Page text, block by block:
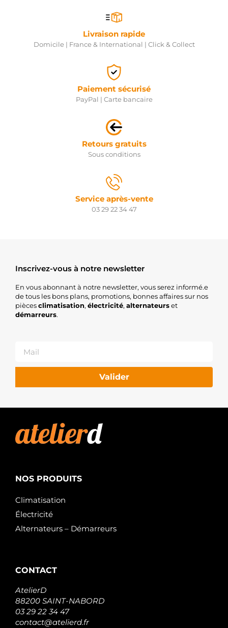
Livraison rapide
Domicile | France & International | Click & Collect
Paiement sécurisé
PayPal | Carte bancaire
Retours gratuits
Sous conditions
Service après-vente
03 29 22 34 47
Inscrivez-vous à notre newsletter
En vous abonnant à notre newsletter, vous serez informé.e
de tous les bons plans, promotions, bonnes affaires sur nos
piècesclimatisation, électricité, alternateurset
démarreurs.
Valider
NOS PRODUITS
Climatisation
Électricité
Alternateurs – Démarreurs
CONTACT
AtelierD
88200 SAINT-NABORD
03 29 22 34 47
contact@atelierd.fr